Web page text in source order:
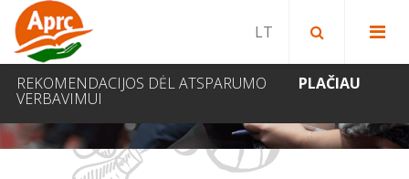
REKOMENDACIJOS DĖL ATSPARUMO
VERBAVIMUI
PLAČIAU
Paieška bibliotekoje
NAUJIENOS